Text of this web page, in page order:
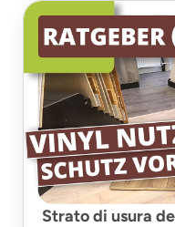
Strato di usura